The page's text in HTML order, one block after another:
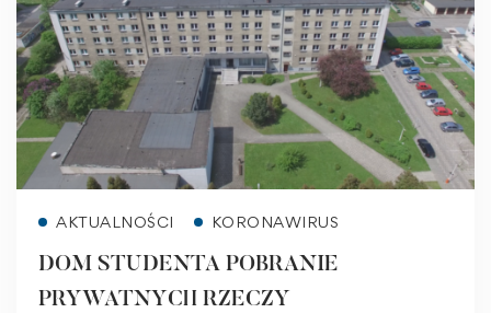
AKTUALNOŚCI KORONAWIRUS
DOM STUDENTA POBRANIE
PRYWATNYCH RZECZY